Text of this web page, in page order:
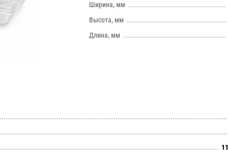
Ширина, мм
Высота, мм
Длина, мм